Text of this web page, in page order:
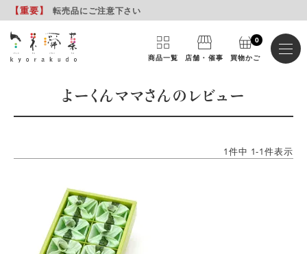
【重要】 転売品にご注意下さい
商品一覧 店舗・催事 買物かご
0
よーくんママさんのレビュー
1件中 1-1件表示